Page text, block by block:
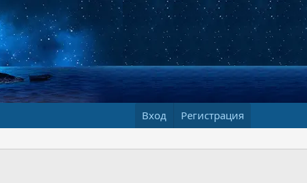
Вход Регистрация